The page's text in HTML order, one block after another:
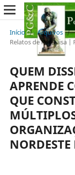
Início / Arquivos /
Relatos de Pesquisa |
QUEM
APRENDE
QUE